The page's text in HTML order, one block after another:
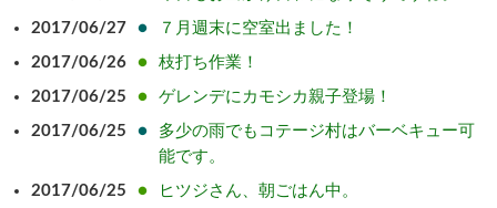
2017/06/27 ７月週末に空室出ました！
2017/06/26 枝打ち作業！
2017/06/25 ゲレンデにカモシカ親子登場！
2017/06/25
多少の雨でもコテージ村はバーベキュー可
能です。
2017/06/25 ヒツジさん、朝ごはん中。